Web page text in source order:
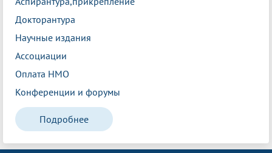
Докторантура
Научные издания
Ассоциации
Оплата НМО
Конференции и форумы
Подробнее